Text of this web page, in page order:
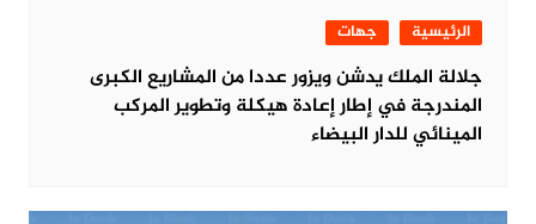
الرئيسية جهات
جلالة الملك يدشن ويزور عددا من المشاريع الكبرى
المندرجة في إطار إعادة هيكلة وتطوير المركب
المينائي للدار البيضاء